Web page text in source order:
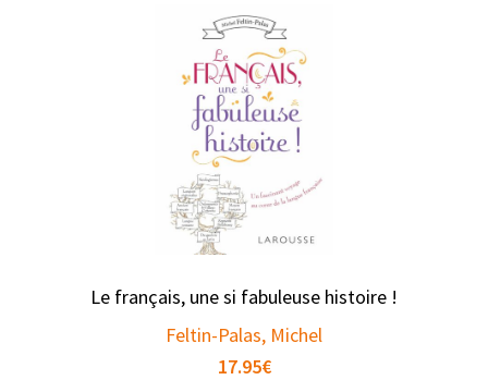
Le français, une si fabuleuse histoire !
Feltin-Palas, Michel
17.95€